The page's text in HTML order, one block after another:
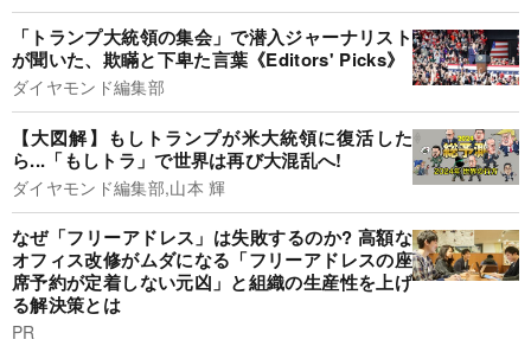
「トランプ大統領の集会」で潜入ジャーナリスト
が聞いた、欺瞞と下卑た言葉《Editors' Picks》
ダイヤモンド編集部
【大図解】もしトランプが米大統領に復活した
ら...「もしトラ」で世界は再び大混乱へ!
ダイヤモンド編集部,山本 輝
なぜ「フリーアドレス」は失敗するのか? 高額な
オフィス改修がムダになる「フリーアドレスの座
席予約が定着しない元凶」と組織の生産性を上げ
る解決策とは
PR